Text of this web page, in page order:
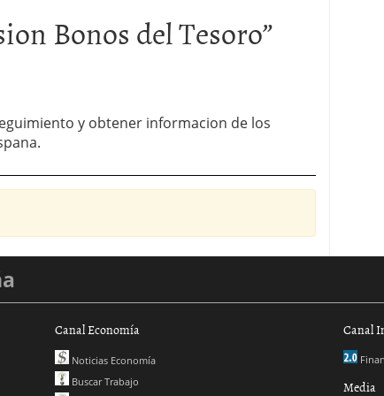
Bonos del Tesoro”
y obtener informacion de los
Canal Economía
Noticias Economía
Buscar Trabajo
Canal
Media